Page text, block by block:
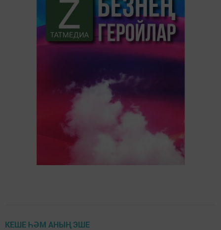
КЕШЕ ҺӘМ АНЫҢ ЭШЕ